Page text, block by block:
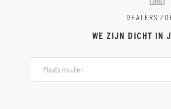
DEALERS
WE ZIJN DICHT IN